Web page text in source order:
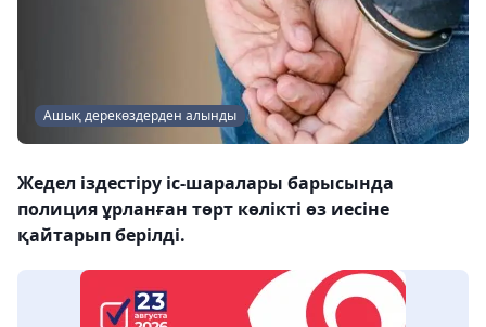
Ашық дерекөздерден алынды
Жедел іздестіру іс-шаралары барысында
полиция ұрланған төрт көлікті өз иесіне
қайтарып берілді.